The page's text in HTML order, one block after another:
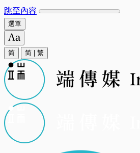
跳至內容
選單
简 简 繁